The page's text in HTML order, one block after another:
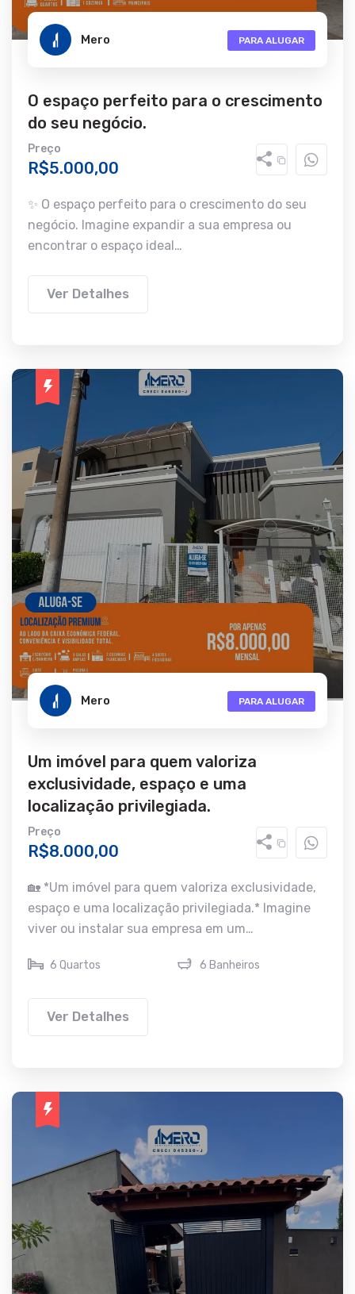
Mero PARA ALUGAR
O espaço perfeito para o crescimento
do seu negócio.
Preço
R$5.000,00
✨ O espaço perfeito para o crescimento do seu
negócio. Imagine expandir a sua empresa ou
encontrar o espaço ideal…
Ver Detalhes
Mero PARA ALUGAR
Um imóvel para quem valoriza
exclusividade, espaço e uma
localização privilegiada.
Preço
R$8.000,00
🏡 *Um imóvel para quem valoriza exclusividade,
espaço e uma localização privilegiada.* Imagine
viver ou instalar sua empresa em um…
6 Quartos 6 Banheiros
Ver Detalhes